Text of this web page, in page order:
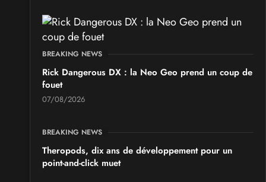
BREAKING NEWS
Rick Dangerous DX : la Neo Geo prend un coup de
fouet
07/08/2026
BREAKING NEWS
Theropods, dix ans de développement pour un
point-and-click muet